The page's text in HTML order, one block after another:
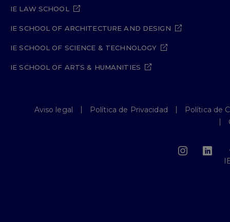
IE LAW SCHOOL
IE SCHOOL OF ARCHITECTURE AND DESIGN
IE SCHOOL OF SCIENCE & TECHNOLOGY
IE SCHOOL OF ARTS & HUMANITIES
Aviso legal Política de Privacidad
Política de